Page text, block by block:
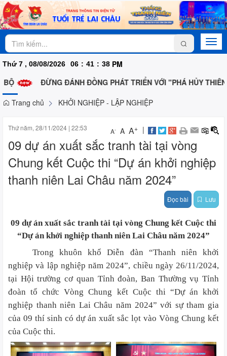
Thứ 7 , 08/08/2026 06 : 41 : 38 PM
ĐỪNG ĐÁNH ĐỒNG PHÁT TRIỂN VỚI "PHÁ HỦY THIÊN
Trang chủ
KHỞI NGHIỆP - LẬP NGHIỆP
Thứ năm, 28/11/2024 | 22:53 A- A A+ |
09 dự án xuất sắc tranh tài tại vòng
Chung kết Cuộc thi “Dự án khởi nghiệp
thanh niên Lai Châu năm 2024”
Đọc bài Lưu
09 dự án xuất sắc tranh tài tại vòng Chung kết Cuộc thi
“Dự án khởi nghiệp thanh niên Lai Châu năm 2024”
Trong khuôn khổ Diễn đàn “Thanh niên khởi
nghiệp và lập nghiệp năm 2024”, chiều ngày 26/11/2024,
tại Hội trường cơ quan Tỉnh đoàn, Ban Thường vụ Tỉnh
đoàn tổ chức Vòng Chung kết Cuộc thi “Dự án khởi
nghiệp thanh niên Lai Châu năm 2024” với sự tham gia
của 09 thí sinh có dự án xuất sắc lọt vào Vòng Chung kết
của Cuộc thi.